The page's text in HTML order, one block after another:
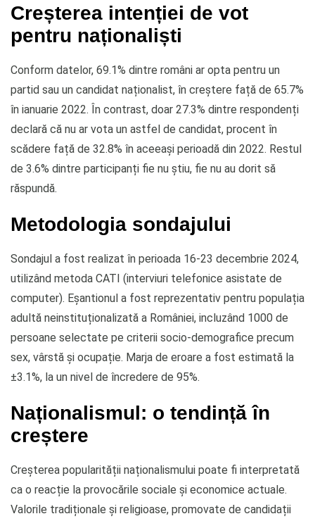
Creșterea intenției de vot
pentru naționaliști
Conform datelor, 69.1% dintre români ar opta pentru un
partid sau un candidat naționalist, în creștere față de 65.7%
în ianuarie 2022. În contrast, doar 27.3% dintre respondenți
declară că nu ar vota un astfel de candidat, procent în
scădere față de 32.8% în aceeași perioadă din 2022. Restul
de 3.6% dintre participanți fie nu știu, fie nu au dorit să
răspundă.
Metodologia sondajului
Sondajul a fost realizat în perioada 16-23 decembrie 2024,
utilizând metoda CATI (interviuri telefonice asistate de
computer). Eșantionul a fost reprezentativ pentru populația
adultă neinstituționalizată a României, incluzând 1000 de
persoane selectate pe criterii socio-demografice precum
sex, vârstă și ocupație. Marja de eroare a fost estimată la
±3.1%, la un nivel de încredere de 95%.
Naționalismul: o tendință în
creștere
Creșterea popularității naționalismului poate fi interpretată
ca o reacție la provocările sociale și economice actuale.
Valorile tradiționale și religioase, promovate de candidații